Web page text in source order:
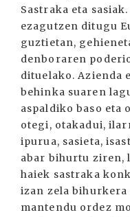
Sastraka eta
ezagutzen ditugu
guztietan,
denboraren
dituelako. Azienda
behinka suaren
aspaldiko baso
otegi, otakadui,
ipurua, sasieta,
abar bihurtu ziren,
haiek sastraka
izan zela bihurkera
mantendu ordez